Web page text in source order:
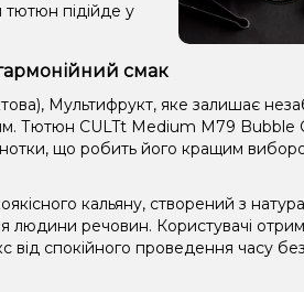
підійде у
смак
Мультифрукт, яке залишає
Тютюн CULTt Medium M79 Bubble
що робить його кращим
кальяну, створений з
людини речовин. Користувачі
від спокійного проведення часу без